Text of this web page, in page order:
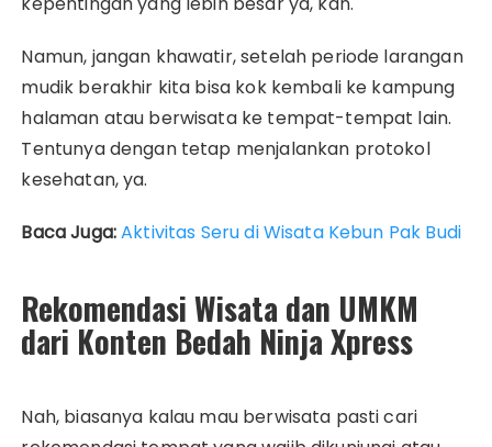
Namun, jangan khawatir, setelah periode larangan
mudik berakhir kita bisa kok kembali ke kampung
halaman atau berwisata ke tempat-tempat lain.
Tentunya dengan tetap menjalankan protokol
kesehatan, ya.
Baca Juga:Aktivitas Seru di Wisata Kebun Pak Budi
Rekomendasi Wisata dan UMKM
dari Konten Bedah Ninja Xpress
Nah, biasanya kalau mau berwisata pasti cari